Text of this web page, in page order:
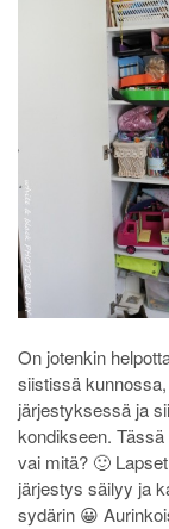
On jotenkin
siistissä
järjestyksessä ja
kondikseen.
vai mitä? 🙂
järjestys säilyy ja
sydärin 😀